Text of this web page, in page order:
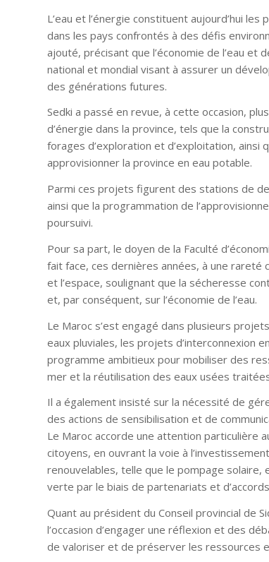
L’eau et l’énergie constituent aujourd’hui
dans les pays confrontés à des défis
ajouté, précisant que l’économie de l’eau et
national et mondial visant à assurer un
des générations futures.
Sedki a passé en revue, à cette occasion,
d’énergie dans la province, tels que la
forages d’exploration et d’exploitation,
approvisionner la province en eau potable.
Parmi ces projets figurent des stations de
ainsi que la programmation de
poursuivi.
Pour sa part, le doyen de la Faculté
fait face, ces dernières années, à une
et l’espace, soulignant que la sécheresse
et, par conséquent, sur l’économie de l’eau.
Le Maroc s’est engagé dans plusieurs
eaux pluviales, les projets d’interconnexion
programme ambitieux pour mobiliser des
mer et la réutilisation des eaux usées
Il a également insisté sur la nécessité de
des actions de sensibilisation et de
Le Maroc accorde une attention particulière
citoyens, en ouvrant la voie à
renouvelables, telle que le pompage solaire,
verte par le biais de partenariats et
Quant au président du Conseil provincial de
l’occasion d’engager une réflexion et des
de valoriser et de préserver les ressources